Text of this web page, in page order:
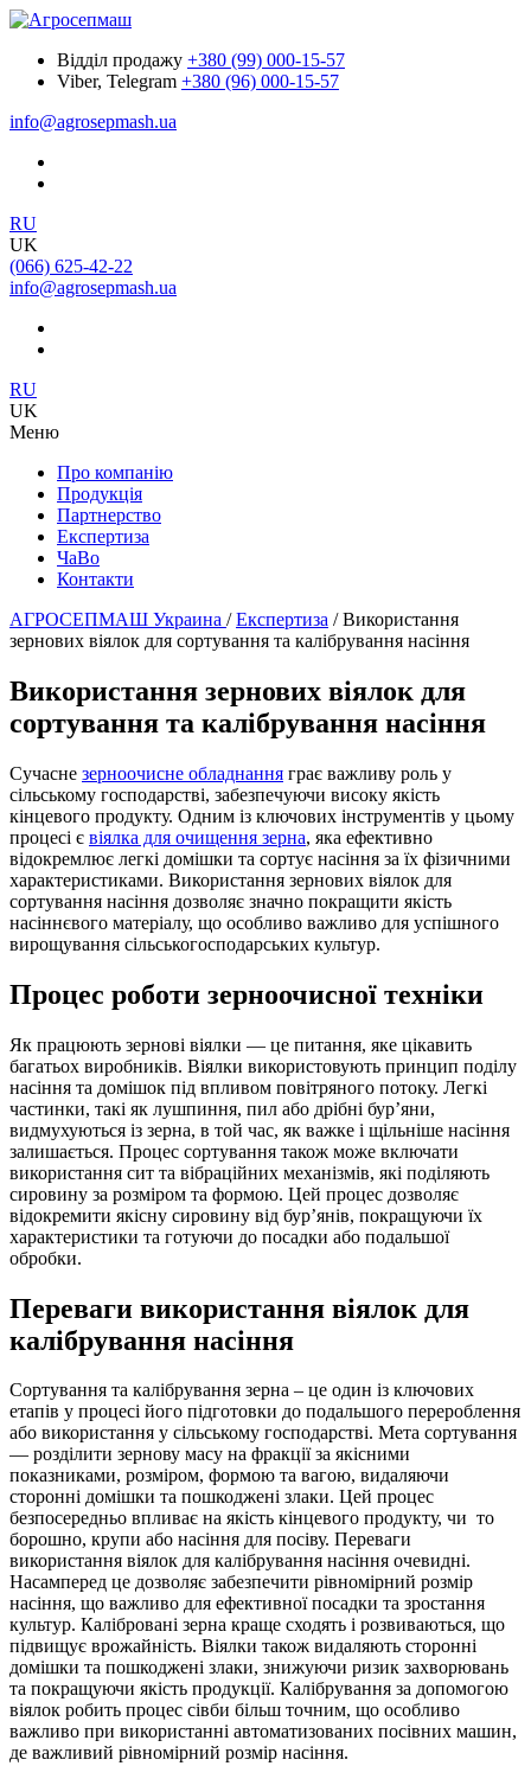
Відділ продажу +380 (99) 000-15-57
Viber, Telegram +380 (96) 000-15-57
info@agrosepmash.ua
RU
UK
(066) 625-42-22
info@agrosepmash.ua
RU
UK
Меню
Про компанію
Продукція
Партнерство
Експертиза
ЧаВо
Контакти
АГРОСЕПМАШ Украина /Експертиза /Використання
зернових віялок для сортування та калібрування насіння
Використання зернових віялок для
сортування та калібрування насіння
Сучасне зерноочисне обладнання грає важливу роль у
сільському господарстві, забезпечуючи високу якість
кінцевого продукту. Одним із ключових інструментів у цьому
процесі є віялка для очищення зерна, яка ефективно
відокремлює легкі домішки та сортує насіння за їх фізичними
характеристиками. Використання зернових віялок для
сортування насіння дозволяє значно покращити якість
насіннєвого матеріалу, що особливо важливо для успішного
вирощування сільськогосподарських культур.
Процес роботи зерноочисної техніки
Як працюють зернові віялки — це питання, яке цікавить
багатьох виробників. Віялки використовують принцип поділу
насіння та домішок під впливом повітряного потоку. Легкі
частинки, такі як лушпиння, пил або дрібні бур’яни,
видмухуються із зерна, в той час, як важке і щільніше насіння
залишається. Процес сортування також може включати
використання сит та вібраційних механізмів, які поділяють
сировину за розміром та формою. Цей процес дозволяє
відокремити якісну сировину від бур’янів, покращуючи їх
характеристики та готуючи до посадки або подальшої
обробки.
Переваги використання віялок для
калібрування насіння
Сортування та калібрування зерна – це один із ключових
етапів у процесі його підготовки до подальшого перероблення
або використання у сільському господарстві. Мета сортування
— розділити зернову масу на фракції за якісними
показниками, розміром, формою та вагою, видаляючи
сторонні домішки та пошкоджені злаки. Цей процес
безпосередньо впливає на якість кінцевого продукту, чи то
борошно, крупи або насіння для посіву. Переваги
використання віялок для калібрування насіння очевидні.
Насамперед це дозволяє забезпечити рівномірний розмір
насіння, що важливо для ефективної посадки та зростання
культур. Калібровані зерна краще сходять і розвиваються, що
підвищує врожайність. Віялки також видаляють сторонні
домішки та пошкоджені злаки, знижуючи ризик захворювань
та покращуючи якість продукції. Калібрування за допомогою
віялок робить процес сівби більш точним, що особливо
важливо при використанні автоматизованих посівних машин,
де важливий рівномірний розмір насіння.